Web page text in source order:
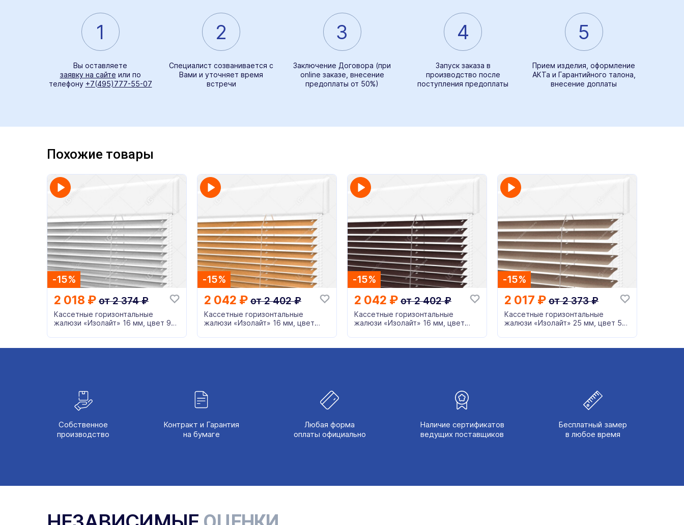
1
Вы оставляете
заявку на сайте или по
телефону +7(495)777-55-07
2
Специалист созванивается с
Вами и уточняет время
встречи
3
Заключение Договора (при
online заказе, внесение
предоплаты от 50%)
4
Запуск заказа в
производство после
поступления предоплаты
5
Прием изделия, оформление
АКТа и Гарантийного талона,
внесение доплаты
Похожие товары
-15%
2 018 ₽ от2 374₽
Кассетные горизонтальные
жалюзи «Изолайт» 16 мм, цвет 90
-15%
2 042 ₽ от2 402₽
Кассетные горизонтальные
жалюзи «Изолайт» 16 мм, цвет
-15%
2 042 ₽ от2 402₽
Кассетные горизонтальные
жалюзи «Изолайт» 16 мм, цвет
-15%
2 017 ₽ от2 373₽
Кассетные горизонтальные
жалюзи «Изолайт» 25 мм, цвет 50
Собственное
производство
Контракт и Гарантия
на бумаге
Любая форма
оплаты официально
Наличие сертификатов
ведущих поставщиков
Бесплатный замер
в любое время